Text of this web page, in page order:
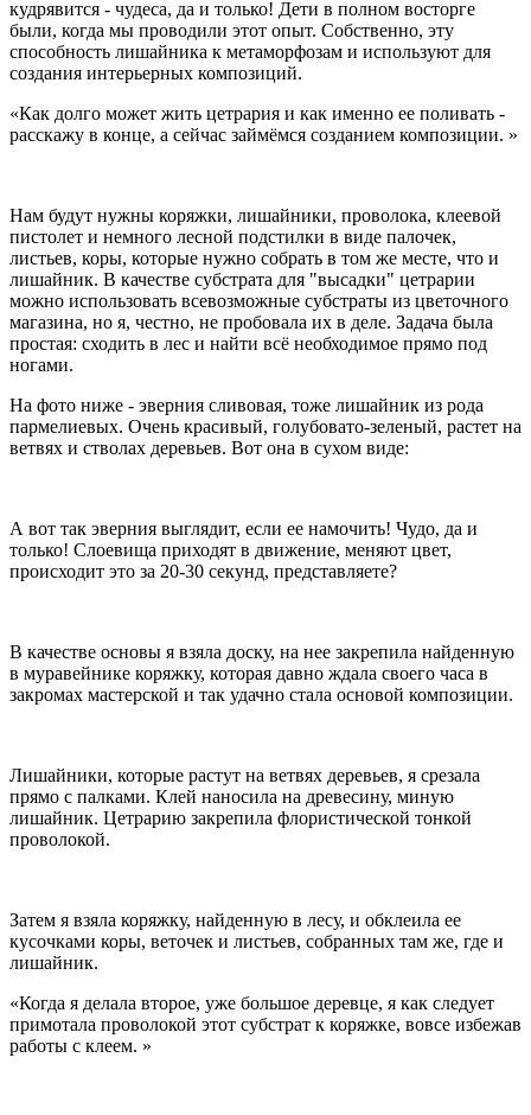
кудрявится - чудеса, да и только! Дети в полном восторге
были, когда мы проводили этот опыт. Собственно, эту
способность лишайника к метаморфозам и используют для
создания интерьерных композиций.
Как долго может жить цетрария и как именно ее поливать -
расскажу в конце, а сейчас займёмся созданием композиции.
Нам будут нужны коряжки, лишайники, проволока, клеевой
пистолет и немного лесной подстилки в виде палочек,
листьев, коры, которые нужно собрать в том же месте, что и
лишайник. В качестве субстрата для "высадки" цетрарии
можно использовать всевозможные субстраты из цветочного
магазина, но я, честно, не пробовала их в деле. Задача была
простая: сходить в лес и найти всё необходимое прямо под
ногами.
На фото ниже - эверния сливовая, тоже лишайник из рода
пармелиевых. Очень красивый, голубовато-зеленый, растет на
ветвях и стволах деревьев. Вот она в сухом виде:
А вот так эверния выглядит, если ее намочить! Чудо, да и
только! Слоевища приходят в движение, меняют цвет,
происходит это за 20-30 секунд, представляете?
В качестве основы я взяла доску, на нее закрепила найденную
в муравейнике коряжку, которая давно ждала своего часа в
закромах мастерской и так удачно стала основой композиции.
Лишайники, которые растут на ветвях деревьев, я срезала
прямо с палками. Клей наносила на древесину, миную
лишайник. Цетрарию закрепила флористической тонкой
проволокой.
Затем я взяла коряжку, найденную в лесу, и обклеила ее
кусочками коры, веточек и листьев, собранных там же, где и
лишайник.
Когда я делала второе, уже большое деревце, я как следует
примотала проволокой этот субстрат к коряжке, вовсе избежав
работы с клеем.